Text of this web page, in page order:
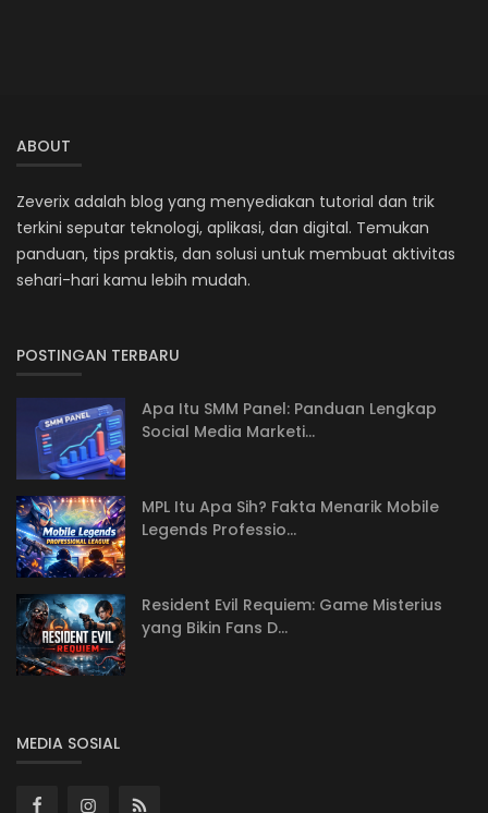
ABOUT
Zeverix adalah blog yang menyediakan tutorial dan trik
terkini seputar teknologi, aplikasi, dan digital. Temukan
panduan, tips praktis, dan solusi untuk membuat aktivitas
sehari-hari kamu lebih mudah.
POSTINGAN TERBARU
Apa Itu SMM Panel: Panduan Lengkap
Social Media Marketi...
MPL Itu Apa Sih? Fakta Menarik Mobile
Legends Professio...
Resident Evil Requiem: Game Misterius
yang Bikin Fans D...
MEDIA SOSIAL